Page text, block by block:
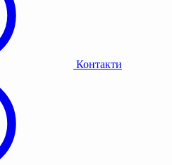
Контакти